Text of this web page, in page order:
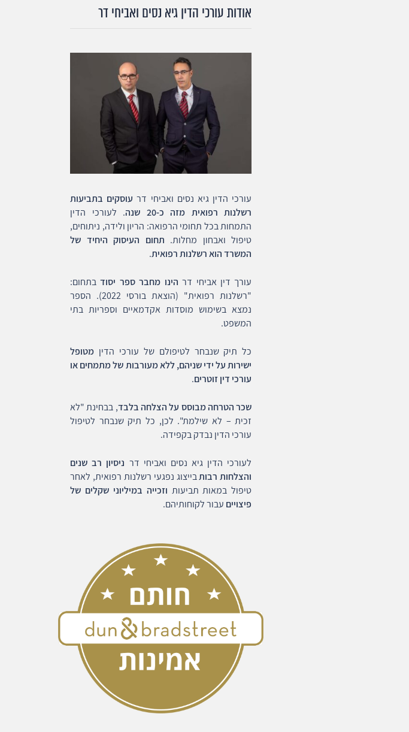
אודות עורכי הדין גיא נסים ואביחי דר
עורכי הדין גיא נסים ואביחי דר עוסקים בתביעות
רשלנות רפואית מזה כ-20 שנה
. לעורכי הדין
התמחות בכל תחומי הרפואה: הריון ולידה, ניתוחים,
טיפול ואבחון מחלות. תחום העיסוק היחיד של
המשרד הוא רשלנות רפואית.
עורך דין אביחי דר הינו מחבר ספר יסודבתחום:
"רשלנות רפואית" (הוצאת בורסי 2022). הספר
נמצא בשימוש מוסדות אקדמאיים וספריות בתי
המשפט.
כל תיק שנבחר לטיפולם של עורכי הדין מטופל
ישירות על ידי שניהם, ללא מעורבות של מתמחים או
עורכי דין זוטרים.
שכר הטרחה מבוסס על הצלחה בלבד, בבחינת "לא
זכית – לא שילמת". לכן, כל תיק שנבחר לטיפול
עורכי הדין נבדק בקפידה.
לעורכי הדין גיא נסים ואביחי דר ניסיון רב שנים
והצלחות רבותבייצוג נפגעי רשלנות רפואית, לאחר
טיפול במאות תביעות וזכייה במיליוני שקלים של
פיצויים עבור לקוחותיהם.